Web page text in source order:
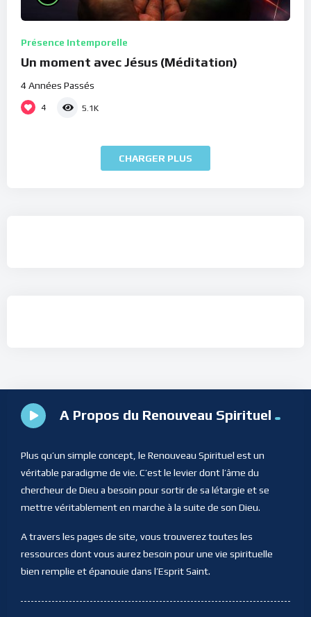
Présence Intemporelle
Un moment avec Jésus (Méditation)
4 Années Passés
4 5.1K
CHARGER PLUS
A Propos du Renouveau Spirituel
Plus qu’un simple concept, le Renouveau Spirituel est un
véritable paradigme de vie. C’est le levier dont l’âme du
chercheur de Dieu a besoin pour sortir de sa létargie et se
mettre véritablement en marche à la suite de son Dieu.
A travers les pages de site, vous trouverez toutes les
ressources dont vous aurez besoin pour une vie spirituelle
bien remplie et épanouie dans l’Esprit Saint.